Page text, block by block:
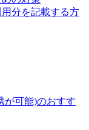
分を記載する方
が可能)のおすす